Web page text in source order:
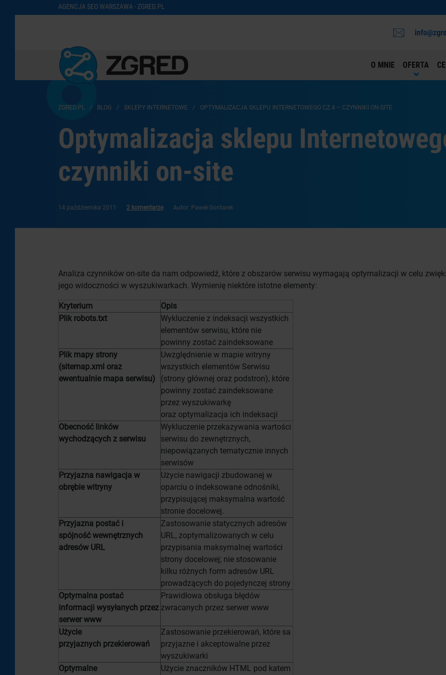
AGENCJA SEO WARSZAWA - ZGRED.PL
O MNIE OFERTA
ZGRED.PL / BLOG / SKLEPY INTERNETOWE / OPTYMALIZACJA SKLEPU INTERNETOWEGO CZ.4 – CZYNNIKI ON-SITE
Optymalizacja sklepu
czynniki on-site
14 października 2011 2 komentarze Autor: Paweł Gontarek
Analiza czynników on-site da nam odpowiedź, które z obszarów serwisu wymagają optymalizacji w celu
jego widoczności w wyszukiwarkach. Wymienię niektóre istotne elementy:
Kryterium
Opis
Plik robots.txt
Wykluczenie z indeksacji wszystkich
elementów serwisu, które nie
powinny zostać zaindeksowane
Plik mapy strony
(sitemap.xml oraz
ewentualnie mapa serwisu)
Uwzględnienie w mapie witryny
wszystkich elementów Serwisu
(strony głównej oraz podstron), które
powinny zostać zaindeksowane
przez wyszukiwarkę
oraz optymalizacja ich indeksacji
Obecność linków
wychodzących z serwisu
Wykluczenie przekazywania wartości
serwisu do zewnętrznych,
niepowiązanych tematycznie innych
serwisów
Przyjazna nawigacja w
obrębiewitryny
Użycie nawigacji zbudowanej w
oparciu o indeksowane odnośniki,
przypisującej maksymalna wartość
stronie docelowej.
Przyjazna postać i
spójność wewnętrznych
adresów URL
Zastosowanie statycznych adresów
URL, zoptymalizowanych w celu
przypisania maksymalnej wartości
strony docelowej; nie stosowanie
kilku różnych form adresów URL
prowadzących do pojedynczej strony
Optymalna postać
informacji wysyłanych przez
serwer www
Prawidłowa obsługa błędów
zwracanych przez serwer www
Użycie
przyjaznych przekierowań
Zastosowanie przekierowań, które sa
przyjazne i akceptowalne przez
wyszukiwarki
Optymalne
Użycie znaczników HTML pod katem